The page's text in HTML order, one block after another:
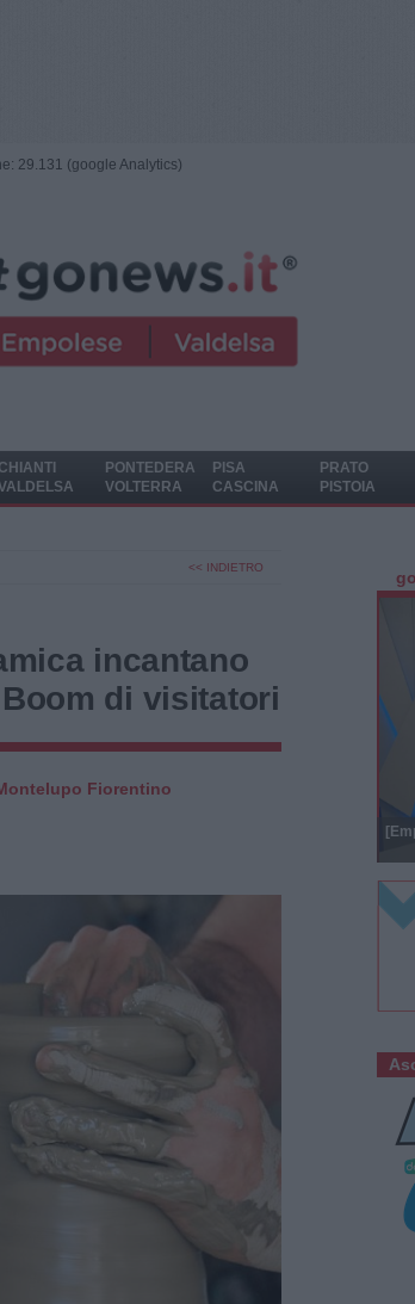
29.131 (google Analytics)
CHIANTI
PONTEDERA
VOLTERRA
PISA
CASCINA
PRATO
PISTOIA
<< INDIETRO
incantano
di visitatori
Fiorentino